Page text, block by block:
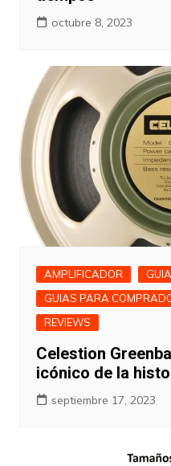
octubre 8, 2023
AMPLIFICADOR
GUIAS PARA
REVIEWS
Celestion
icónico de la
septiembre 17, 2023